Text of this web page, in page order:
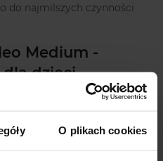
O plikach cookies
do najmilszych czynności
Medium -
dzieci
można bezproblemowo i
po prostu odkładamy na